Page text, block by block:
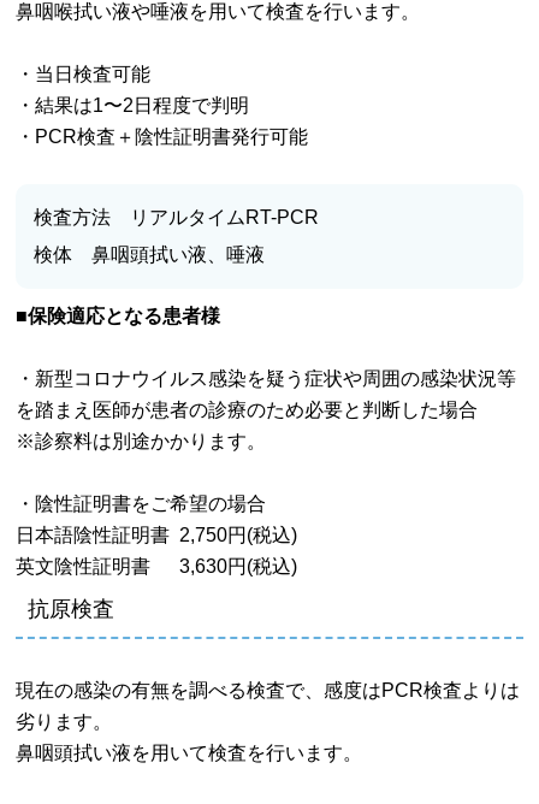
鼻咽喉拭い液や唾液を用いて検査を行います。
・当日検査可能
・結果は1〜2日程度で判明
・PCR検査＋陰性証明書発行可能
検査方法 リアルタイムRT-PCR
検体 鼻咽頭拭い液、唾液
■保険適応となる患者様
・新型コロナウイルス感染を疑う症状や周囲の感染状況等
を踏まえ医師が患者の診療のため必要と判断した場合
※診察料は別途かかります。
・陰性証明書をご希望の場合
日本語陰性証明書 2,750円(税込)
英文陰性証明書 3,630円(税込)
抗原検査
現在の感染の有無を調べる検査で、感度はPCR検査よりは
劣ります。
鼻咽頭拭い液を用いて検査を行います。